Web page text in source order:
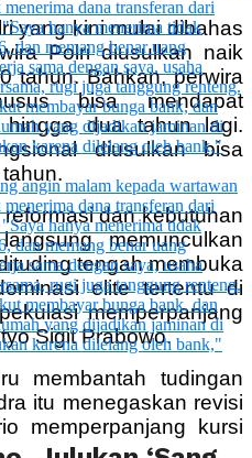
yang kini mulai dibahas
Polri diusulkan naik
tahun. Bahkan, perwira
bisa mendapat
dua tahun lagi.
diusulkan bisa
dan kebutuhan
memunculkan
tengah membuka
elite tertentu di
memperpanjang
Sigit Prabowo.
membantah tudingan
itu menegaskan revisi
memperpanjang kursi